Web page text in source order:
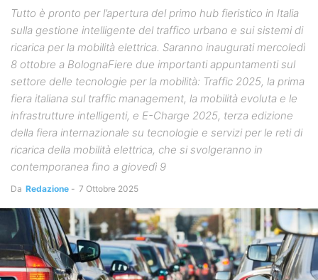
Tutto è pronto per l’apertura del primo hub fieristico in Italia
sulla gestione intelligente del traffico urbano e sui sistemi di
ricarica per la mobilità elettrica. Saranno inaugurati mercoledì
8 ottobre a BolognaFiere due importanti appuntamenti sul
settore delle tecnologie per la mobilità: Traffic 2025, la prima
fiera italiana sul traffic management, la mobilità evoluta e le
infrastrutture intelligenti, e E-Charge 2025, terza edizione
della fiera internazionale su tecnologie e servizi per le reti di
ricarica della mobilità elettrica, che si svolgeranno in
contemporanea fino a giovedì 9
Da Redazione - 7 Ottobre 2025